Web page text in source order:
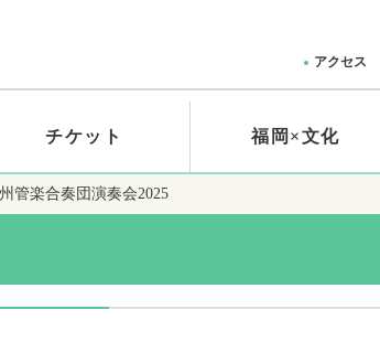
アクセス
チケット 福岡×文化
管楽合奏団演奏会2025